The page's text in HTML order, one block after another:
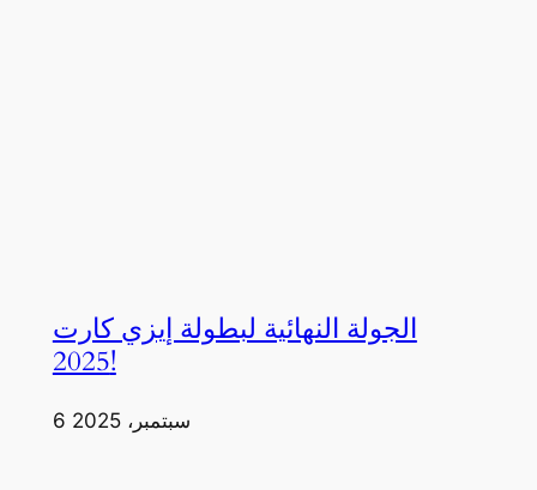
الجولة النهائية لبطولة إيزي كارت
2025!
6 سبتمبر، 2025